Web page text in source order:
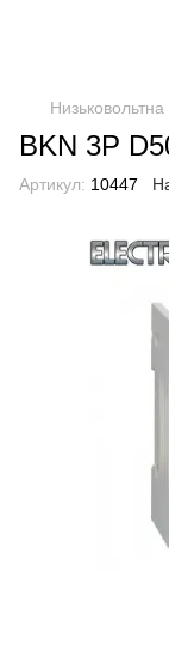
BKN 3P
Артикул: 10447